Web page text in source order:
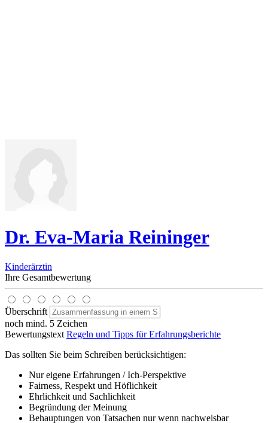
Dr. Eva-Maria Reininger
Kinderärztin
Ihre Gesamtbewertung
Überschrift
noch mind. 5 Zeichen
Bewertungstext Regeln und Tipps für Erfahrungsberichte
Das sollten Sie beim Schreiben berücksichtigen:
Nur eigene Erfahrungen / Ich-Perspektive
Fairness, Respekt und Höflichkeit
Ehrlichkeit und Sachlichkeit
Begründung der Meinung
Behauptungen von Tatsachen nur wenn nachweisbar